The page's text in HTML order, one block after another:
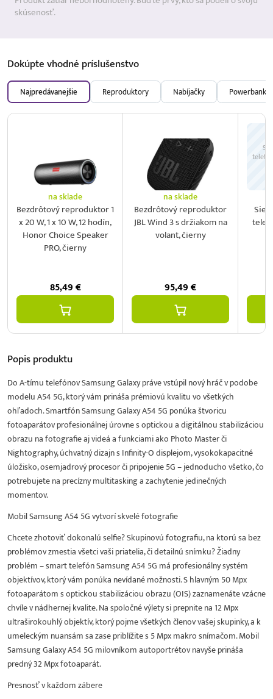
skúsenosť.
Dokúpte vhodné príslušenstvo
Najpredávanejšie Reproduktory Nabíjačky Powerbanky
na sklade
Bezdrôtový reproduktor 1
x 20 W, 1 x 10 W, 12 hodín,
Honor Choice Speaker
PRO, čierny
85,49€
na sklade
Bezdrôtový reproduktor
JBL Wind 3 s držiakom na
volant, čierny
95,49€
Popisproduktu
Do A-tímu telefónov Samsung Galaxy práve vstúpil nový hráč v podobe
modelu A54 5G, ktorý vám prináša prémiovú kvalitu vo všetkých
ohľadoch. Smartfón Samsung Galaxy A54 5G ponúka štvoricu
fotoaparátov profesionálnej úrovne s optickou a digitálnou stabilizáciou
obrazu na fotografie aj videá a funkciami ako Photo Master či
Nightography, úchvatný dizajn s Infinity-O displejom, vysokokapacitné
úložisko, osemjadrový procesor či pripojenie 5G – jednoducho všetko, čo
potrebujete na precízny multitasking a zachytenie jedinečných
momentov.
Mobil Samsung A54 5G vytvorí skvelé fotografie
Chcete zhotoviť dokonalú selfie? Skupinovú fotografiu, na ktorú sa bez
problémov zmestia všetci vaši priatelia, či detailnú snímku? Žiadny
problém – smart telefón Samsung A54 5G má profesionálny systém
objektívov, ktorý vám ponúka nevídané možnosti. S hlavným 50 Mpx
fotoaparátom s optickou stabilizáciou obrazu (OIS) zaznamenáte vzácne
chvíle v nádhernej kvalite. Na spoločné výlety si prepnite na 12 Mpx
ultraširokouhlý objektív, ktorý pojme všetkých členov vašej skupinky, a k
umeleckým nuansám sa zase priblížite s 5 Mpx makro snímačom. Mobil
Samsung Galaxy A54 5G milovníkom autoportrétov navyše prináša
predný 32 Mpx fotoaparát.
Presnosť v každom zábere